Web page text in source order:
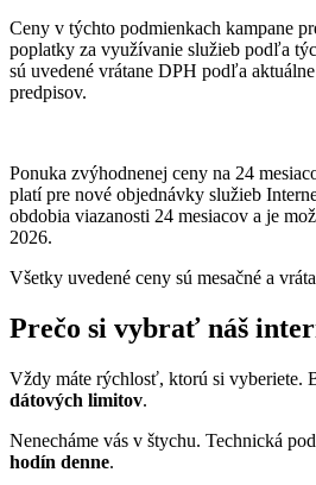
Ceny v týchto podmienkach kampane
poplatky za využívanie služieb podľa
sú uvedené vrátane DPH podľa
predpisov.
Ponuka zvýhodnenej ceny na 24
platípre nové objednávky služieb
obdobia viazanosti 24 mesiacov a je
2026.
Všetky uvedené ceny sú mesačné a
Prečo si vybrať náš
Vždy máte rýchlosť, ktorú si vyberiete.
dátových limitov.
Nenecháme vás v štychu. Technická
hodín denne.